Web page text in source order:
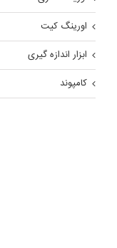
اورینگ کیت
ابزار اندازه گیری
کامپوند